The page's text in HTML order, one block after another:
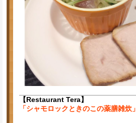
【Restaurant Tera】
「シャモロックときのこの薬膳雑炊」